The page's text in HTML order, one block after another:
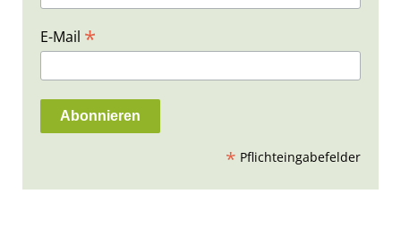
E-Mail *
* Pflichteingabefelder